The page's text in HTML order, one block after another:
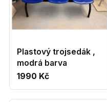
Plastový trojsedák ,
modrá barva
1990 Kč